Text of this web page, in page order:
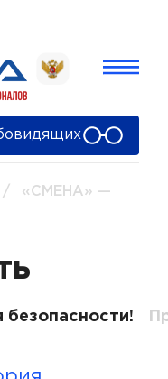
/
«СМЕНА» —